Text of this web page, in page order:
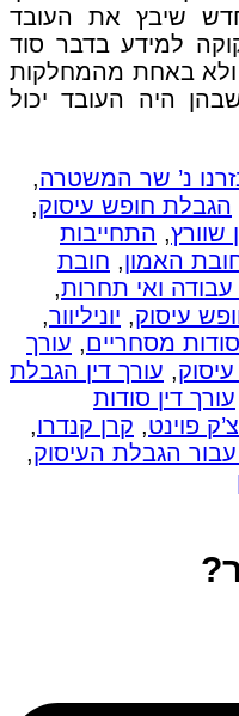
שיבץ את העובד
למידע בדבר סוד
ולא באחת מהמחלקות
היה העובד יכול
נ’ שר המשטרה,
הגבלת חופש עיסוק,
שוורץ, התחייבות
האמון, חובת
עבודה ואי תחרות,
עיסוק, יוניליוור,
סודות מסחריים, עורך
, עורך דין הגבלת
עורך דין סודות
צ’ק פוינט, קרן קנדרו,
הגבלת העיסוק,